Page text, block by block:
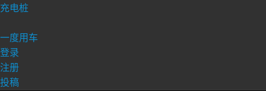
充电桩
一度用车
登录
注册
投稿